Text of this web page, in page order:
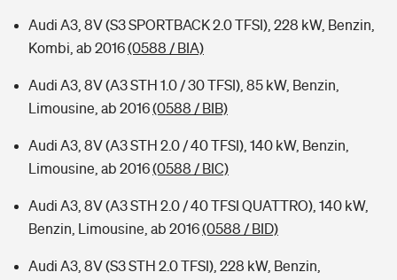
Audi A3, 8V (S3 SPORTBACK 2.0 TFSI), 228 kW, Benzin,
Kombi, ab 2016(0588 / BIA)
Audi A3, 8V (A3 STH 1.0 / 30 TFSI), 85 kW, Benzin,
Limousine, ab 2016(0588 / BIB)
Audi A3, 8V (A3 STH 2.0 / 40 TFSI), 140 kW, Benzin,
Limousine, ab 2016(0588 / BIC)
Audi A3, 8V (A3 STH 2.0 / 40 TFSI QUATTRO), 140 kW,
Benzin, Limousine, ab 2016(0588 / BID)
Audi A3, 8V (S3 STH 2.0 TFSI), 228 kW, Benzin,